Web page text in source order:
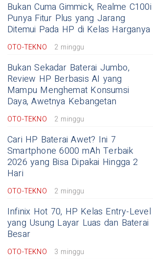
Bukan Cuma Gimmick, Realme C100i
Punya Fitur Plus yang Jarang
Ditemui Pada HP di Kelas Harganya
OTO-TEKNO 2 minggu
Bukan Sekadar Baterai Jumbo,
Review HP Berbasis AI yang
Mampu Menghemat Konsumsi
Daya, Awetnya Kebangetan
OTO-TEKNO 2 minggu
Cari HP Baterai Awet? Ini 7
Smartphone 6000 mAh Terbaik
2026 yang Bisa Dipakai Hingga 2
Hari
OTO-TEKNO 2 minggu
Infinix Hot 70, HP Kelas Entry-Level
yang Usung Layar Luas dan Baterai
Besar
OTO-TEKNO 3 minggu